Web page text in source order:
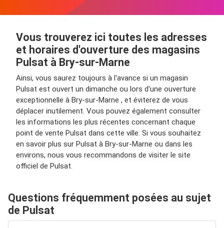
Vous trouverez ici toutes les adresses
et horaires d'ouverture des magasins
Pulsat à Bry-sur-Marne
Ainsi, vous saurez toujours à l'avance si un magasin
Pulsat est ouvert un dimanche ou lors d'une ouverture
exceptionnelle à Bry-sur-Marne , et éviterez de vous
déplacer inutilement. Vous pouvez également consulter
les informations les plus récentes concernant chaque
point de vente Pulsat dans cette ville. Si vous souhaitez
en savoir plus sur Pulsat à Bry-sur-Marne ou dans les
environs, nous vous recommandons de visiter le site
officiel de Pulsat.
Questions fréquemment posées au sujet
de Pulsat